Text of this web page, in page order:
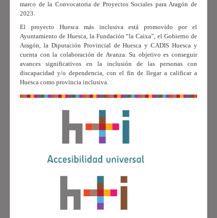
marco de la Convocatoria de Proyectos Sociales para Aragón de
2023.
El proyecto Huesca más inclusiva está promovido por el
Ayuntamiento de Huesca, la Fundación “la Caixa”, el Gobierno de
Aragón, la Diputación Provincial de Huesca y CADIS Huesca y
cuenta con la colaboración de Avanza. Su objetivo es conseguir
avances significativos en la inclusión de las personas con
discapacidad y/o dependencia, con el fin de llegar a calificar a
Huesca como provincia inclusiva.